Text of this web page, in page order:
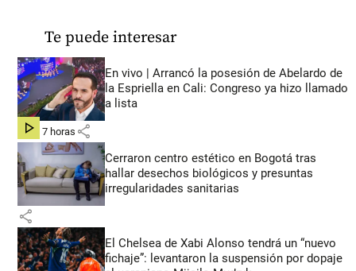
Te puede interesar
En vivo | Arrancó la posesión de Abelardo de
la Espriella en Cali: Congreso ya hizo llamado
a lista
hace 7 horas share
Cerraron centro estético en Bogotá tras
hallar desechos biológicos y presuntas
irregularidades sanitarias
share
El Chelsea de Xabi Alonso tendrá un “nuevo
fichaje”: levantaron la suspensión por dopaje